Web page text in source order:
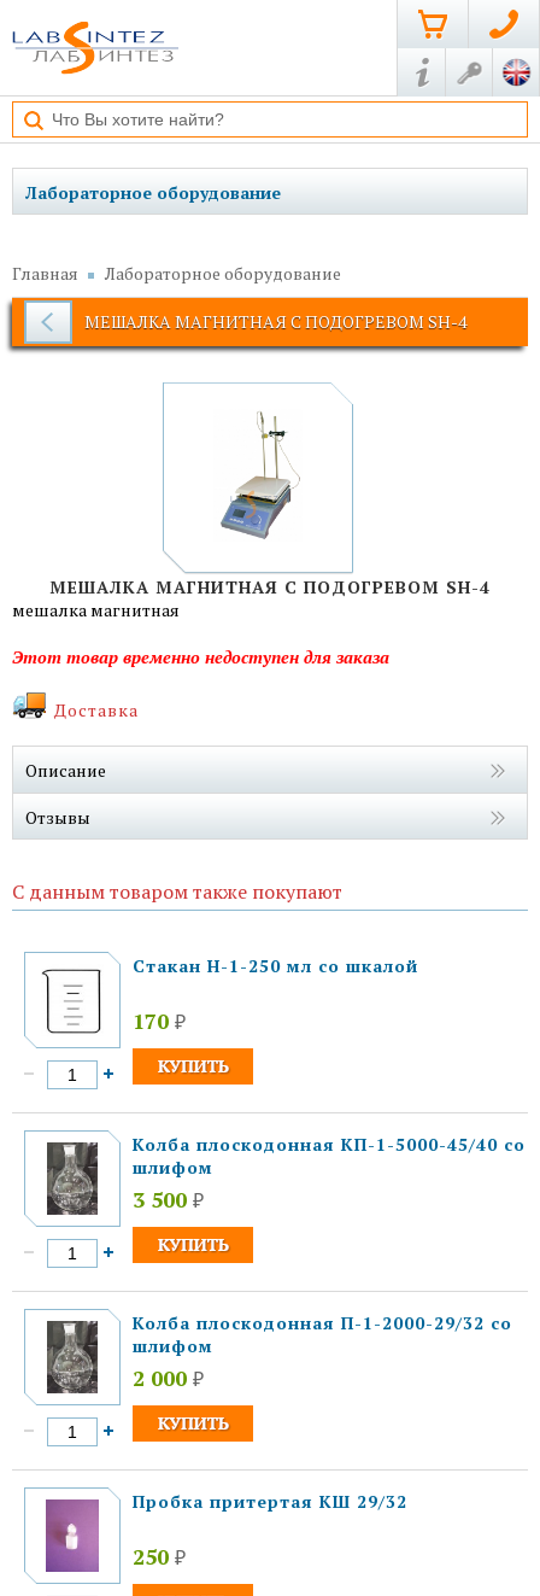
Лабораторное оборудование
Главная Лабораторное оборудование
МЕШАЛКА МАГНИТНАЯ С ПОДОГРЕВОМ SH-4
МЕШАЛКА МАГНИТНАЯ С ПОДОГРЕВОМ SH-4
мешалка магнитная
Этот товар временно недоступен для заказа
Доставка
Описание
Отзывы
С данным товаром также покупают
Стакан Н-1-250 мл со шкалой
170 ₽
Колба плоскодонная КП-1-5000-45/40 со
шлифом
3 500 ₽
Колба плоскодонная П-1-2000-29/32 со
шлифом
2 000 ₽
Пробка притертая КШ 29/32
250 ₽